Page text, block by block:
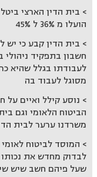
בית הדין הארצי
הועלו מ 36% ל 45%
חשבון בתפקיד
לעבודתו בגלל שהיא
מסוגל לעבוד בה
נוסע קילל ואיים על
הביטוח הלאומי וגם
משרדנו ערער לבית
המוסד לביטוח
לבדוק מחדש את
שעל פיהם חשב שיש